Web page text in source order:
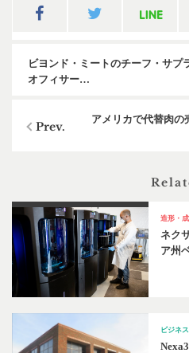
ビヨンド・ミートのチーフ・サプ
オフィサー…
アメリカで代替肉の
造形・
ネク
ア州
ビジネス